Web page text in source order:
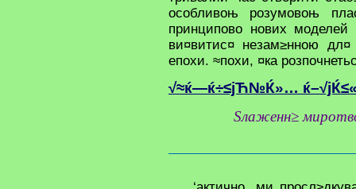
особливоњ розумовоњ
принципово нових
ви¤витис¤ незам≥нною
епохи. ≈похи, ¤ка
√≈ќ—ќ÷≤јЋ№Ќ»…
Ѕлаженн≥